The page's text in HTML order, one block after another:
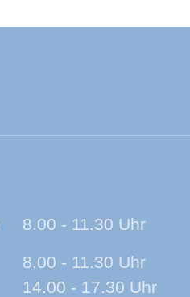
8.00 - 11.30 Uhr
8.00 - 11.30 Uhr
14.00 - 17.30 Uhr